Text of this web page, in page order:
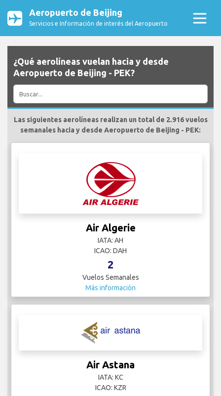
Aeropuerto de Beijing
Servicios e Información de interés del Aeropuerto
¿Qué aerolíneas vuelan hacia y desde
Aeropuerto de Beijing - PEK?
Las siguientes aerolíneas realizan un total de 2.916 vuelos
semanales hacia y desde Aeropuerto de Beijing - PEK:
Air Algerie
IATA: AH
ICAO: DAH
2
Vuelos Semanales
Más información
Air Astana
IATA: KC
ICAO: KZR